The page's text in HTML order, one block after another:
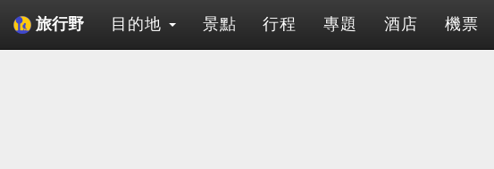
旅行野 目的地 景點 行程 專題 酒店 機票